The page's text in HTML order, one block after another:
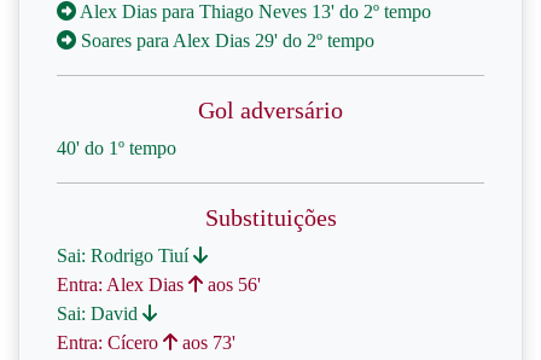
Alex Dias para Thiago Neves 13' do 2º tempo
Soares para Alex Dias 29' do 2º tempo
Gol adversário
40' do 1º tempo
Substituições
Sai: Rodrigo Tiuí
Entra: Alex Dias
aos 56'
Sai: David
Entra: Cícero
aos 73'